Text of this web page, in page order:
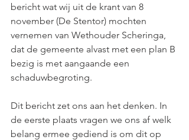
bericht wat wij uit de krant van 8
november (De Stentor) mochten
vernemen van Wethouder Scheringa,
dat de gemeente alvast met een plan B
bezig is met aangaande een
schaduwbegroting.
Dit bericht zet ons aan het denken. In
de eerste plaats vragen we ons af welk
belang ermee gediend is om dit op